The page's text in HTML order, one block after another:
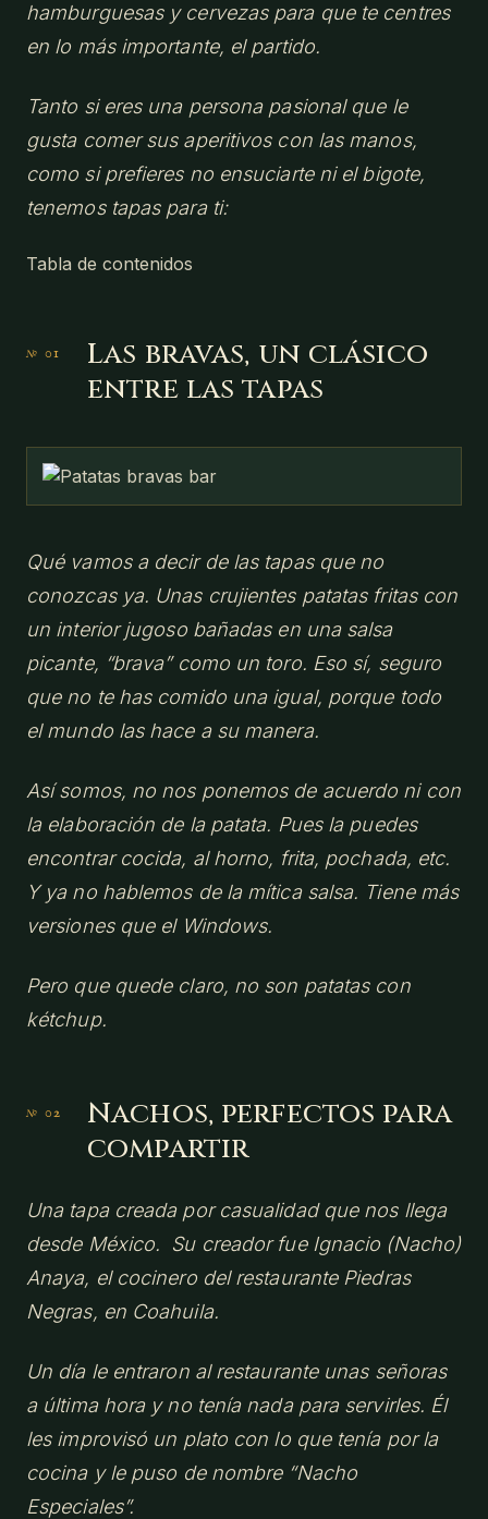
hamburguesas y cervezas para que te centres
en lo más importante, el partido.
Tanto si eres una persona pasional que le
gusta comer sus aperitivos con las manos,
como si prefieres no ensuciarte ni el bigote,
tenemos tapas para ti:
Tabla de contenidos
Las bravas, un clásico
entre las tapas
Qué vamos a decir de las tapas que no
conozcas ya. Unas crujientes patatas fritas con
un interior jugoso bañadas en una salsa
picante, “brava” como un toro. Eso sí, seguro
que no te has comido una igual, porque todo
el mundo las hace a su manera.
Así somos, no nos ponemos de acuerdo ni con
la elaboración de la patata. Pues la puedes
encontrar cocida, al horno, frita, pochada, etc.
Y ya no hablemos de la mítica salsa. Tiene más
versiones que el Windows.
Pero que quede claro, no son patatas con
kétchup.
Nachos, perfectos para
compartir
Una tapa creada por casualidad que nos llega
desde México. Su creador fue Ignacio (Nacho)
Anaya, el cocinero del restaurante Piedras
Negras, en Coahuila.
Un día le entraron al restaurante unas señoras
a última hora y no tenía nada para servirles. Él
les improvisó un plato con lo que tenía por la
cocina y le puso de nombre “Nacho
Especiales”.